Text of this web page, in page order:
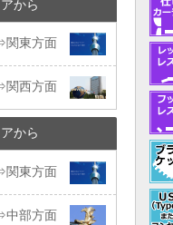
から
関東方面
関西方面
から
関東方面
中部方面